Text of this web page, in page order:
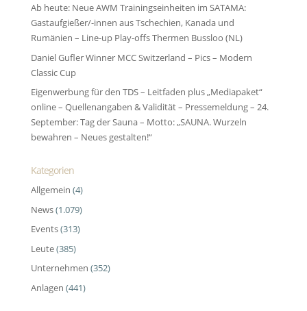
Ab heute: Neue AWM Trainingseinheiten im SATAMA:
Gastaufgießer/-innen aus Tschechien, Kanada und
Rumänien – Line-up Play-offs Thermen Bussloo (NL)
Daniel Gufler Winner MCC Switzerland – Pics – Modern
Classic Cup
Eigenwerbung für den TDS – Leitfaden plus „Mediapaket“
online – Quellenangaben & Validität – Pressemeldung – 24.
September: Tag der Sauna – Motto: „SAUNA. Wurzeln
bewahren – Neues gestalten!“
Kategorien
Allgemein (4)
News(1.079)
Events(313)
Leute(385)
Unternehmen (352)
Anlagen (441)